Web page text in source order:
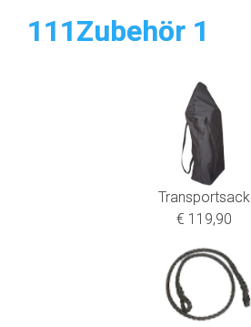
111Zubehör 1
Transportsack
€ 119,90